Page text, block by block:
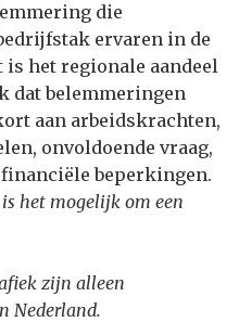
die
ervaren in de
het regionale aandeel
dat belemmeringen
aan arbeidskrachten,
onvoldoende vraag,
beperkingen.
het mogelijk om een
zijn alleen
Nederland.